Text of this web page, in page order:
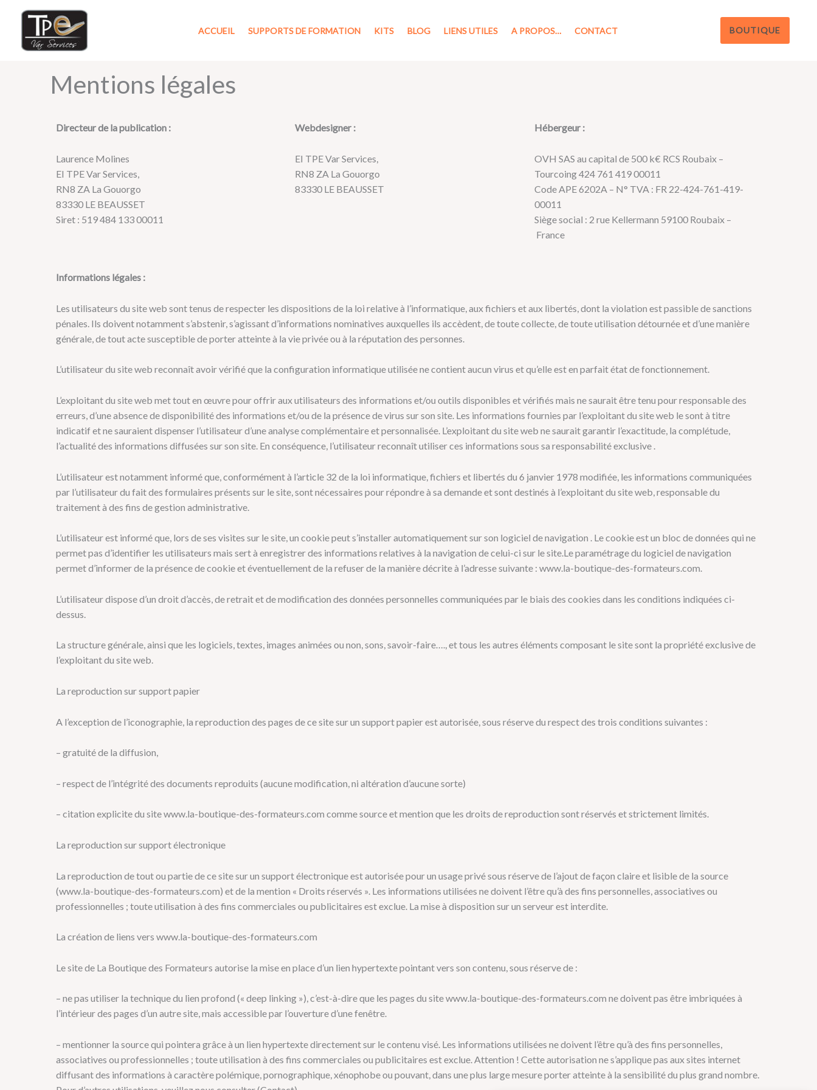
contenu
ACCUEIL SUPPORTS DE FORMATION KITS BLOG LIENS UTILES A PROPOS… CONTACT BOUTIQUE
Mentions légales
Directeur de la publication :
Laurence Molines
EI TPE Var Services,
RN8 ZA La Gouorgo
83330 LE BEAUSSET
Siret : 519 484 133 00011
Webdesigner :
EI TPE Var Services,
RN8 ZA La Gouorgo
83330 LE BEAUSSET
Hébergeur:
OVH SAS au capital de 500 k€ RCS Roubaix –
Tourcoing 424 761 419 00011
Code APE 6202A – N° TVA : FR 22-424-761-419-
00011
Siège social : 2 rue Kellermann 59100 Roubaix –
France
Informations légales :
Les utilisateurs du site web sont tenus de respecter les dispositions de la loi relative à l’informatique, aux fichiers et aux libertés, dont la violation est passible de sanctions
pénales. Ils doivent notamment s’abstenir, s’agissant d’informations nominatives auxquelles ils accèdent, de toute collecte, de toute utilisation détournée et d’une manière
générale, de tout acte susceptible de porter atteinte à la vie privée ou à la réputation des personnes.
L’utilisateur du site web reconnaît avoir vérifié que la configuration informatique utilisée ne contient aucun virus et qu’elle est en parfait état de fonctionnement.
L’exploitant du site web met tout en œuvre pour offrir aux utilisateurs des informations et/ou outils disponibles et vérifiés mais ne saurait être tenu pour responsable des
erreurs, d’une absence de disponibilité des informations et/ou de la présence de virus sur son site. Les informations fournies par l’exploitant du site web le sont à titre
indicatif et ne sauraient dispenser l’utilisateur d’une analyse complémentaire et personnalisée. L’exploitant du site web ne saurait garantir l’exactitude, la complétude,
l’actualité des informations diffusées sur son site. En conséquence, l’utilisateur reconnaît utiliser ces informations sous sa responsabilité exclusive .
L’utilisateur est notamment informé que, conformément à l’article 32 de la loi informatique, fichiers et libertés du 6 janvier 1978 modifiée, les informations communiquées
par l’utilisateur du fait des formulaires présents sur le site, sont nécessaires pour répondre à sa demande et sont destinés à l’exploitant du site web, responsable du
traitement à des fins de gestion administrative.
L’utilisateur est informé que, lors de ses visites sur le site, un cookie peut s’installer automatiquement sur son logiciel de navigation . Le cookie est un bloc de données qui ne
permet pas d’identifier les utilisateurs mais sert à enregistrer des informations relatives à la navigation de celui-ci sur le site.Le paramétrage du logiciel de navigation
permet d’informer de la présence de cookie et éventuellement de la refuser de la manière décrite à l’adresse suivante : www.la-boutique-des-formateurs.com.
L’utilisateur dispose d’un droit d’accès, de retrait et de modification des données personnelles communiquées par le biais des cookies dans les conditions indiquées ci-
dessus.
La structure générale, ainsi que les logiciels, textes, images animées ou non, sons, savoir-faire…., et tous les autres éléments composant le site sont la propriété exclusive de
l’exploitant du site web.
La reproduction sur support papier
A l’exception de l’iconographie, la reproduction des pages de ce site sur un support papier est autorisée, sous réserve du respect des trois conditions suivantes :
– gratuité de la diffusion,
– respect de l’intégrité des documents reproduits (aucune modification, ni altération d’aucune sorte)
– citation explicite du site www.la-boutique-des-formateurs.com comme source et mention que les droits de reproduction sont réservés et strictement limités.
La reproduction sur support électronique
La reproduction de tout ou partie de ce site sur un support électronique est autorisée pour un usage privé sous réserve de l’ajout de façon claire et lisible de la source
(www.la-boutique-des-formateurs.com) et de la mention « Droits réservés ». Les informations utilisées ne doivent l’être qu’à des fins personnelles, associatives ou
professionnelles ; toute utilisation à des fins commerciales ou publicitaires est exclue. La mise à disposition sur un serveur est interdite.
La création de liens vers www.la-boutique-des-formateurs.com
Le site de La Boutique des Formateurs autorise la mise en place d’un lien hypertexte pointant vers son contenu, sous réserve de :
– ne pas utiliser la technique du lien profond (« deep linking »), c’est-à-dire que les pages du site www.la-boutique-des-formateurs.com ne doivent pas être imbriquées à
l’intérieur des pages d’un autre site, mais accessible par l’ouverture d’une fenêtre.
– mentionner la source qui pointera grâce à un lien hypertexte directement sur le contenu visé. Les informations utilisées ne doivent l’être qu’à des fins personnelles,
associatives ou professionnelles ; toute utilisation à des fins commerciales ou publicitaires est exclue. Attention ! Cette autorisation ne s’applique pas aux sites internet
diffusant des informations à caractère polémique, pornographique, xénophobe ou pouvant, dans une plus large mesure porter atteinte à la sensibilité du plus grand nombre.